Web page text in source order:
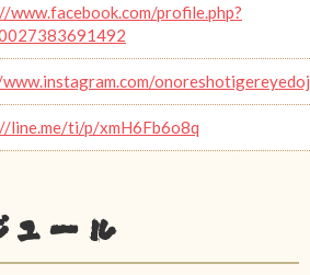
www.facebook.com/profile.php?
line.me/ti/p/xmH6Fb6o8q
ュール